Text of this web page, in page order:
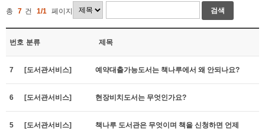
총 7 건 1/1 페이지 검색
번호 분류 제목
7 [도서관서비스] 예약대출가능도서는 책나루에서 왜 안되나요?
6 [도서관서비스] 현장비치도서는 무엇인가요?
5 [도서관서비스]
책나루 도서관은 무엇이며 책을 신청하면 언제